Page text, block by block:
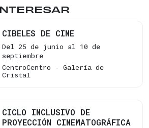
CIBELES DE CINE
Del 25 de junio al 10 de
septiembre
CentroCentro - Galería de
Cristal
CICLO INCLUSIVO DE
PROYECCIÓN CINEMATOGRÁFICA